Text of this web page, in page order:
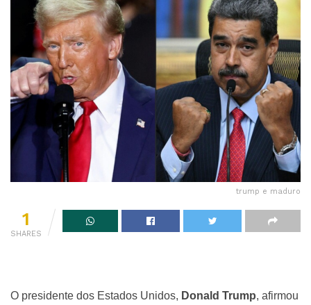
trump e maduro
1
SHARES
O presidente dos Estados Unidos, Donald Trump, afirmou